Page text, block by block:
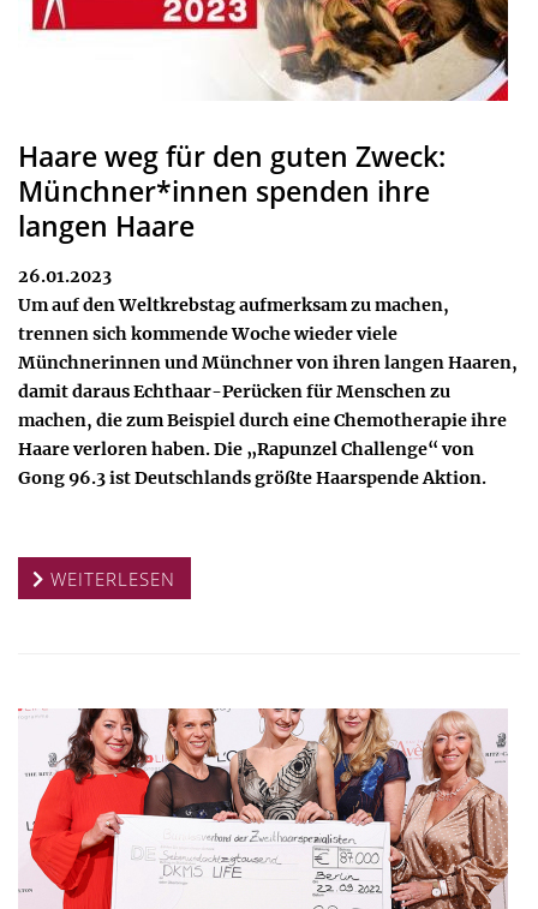
Haare weg für den guten Zweck:
Münchner*innen spenden ihre
langen Haare
26.01.2023
Um auf den Weltkrebstag aufmerksam zu machen,
trennen sich kommende Woche wieder viele
Münchnerinnen und Münchner von ihren langen Haaren,
damit daraus Echthaar-Perücken für Menschen zu
machen, die zum Beispiel durch eine Chemotherapie ihre
Haare verloren haben. Die „Rapunzel Challenge“ von
Gong 96.3 ist Deutschlands größte Haarspende Aktion.
WEITERLESEN